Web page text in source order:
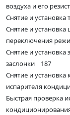
воздуха и его
Снятие и
Снятие и
переключения
Снятие и
заслонки 187
Снятие и
испарителя
Быстрая проверка